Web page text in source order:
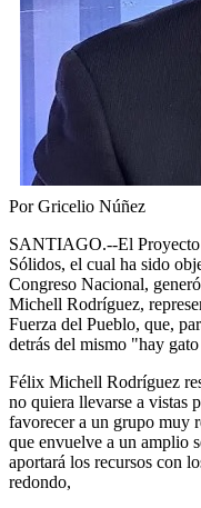
Por Gricelio Núñez
SANTIAGO.--El Proyecto
Sólidos, el cual ha sido
Congreso Nacional,
Michell Rodríguez,
Fuerza del Pueblo, que,
detrás del mismo "hay
Félix Michell Rodríguez
no quiera llevarse a vistas
favorecer a un grupo muy
que envuelve a un amplio
aportará los recursos con
redondo,